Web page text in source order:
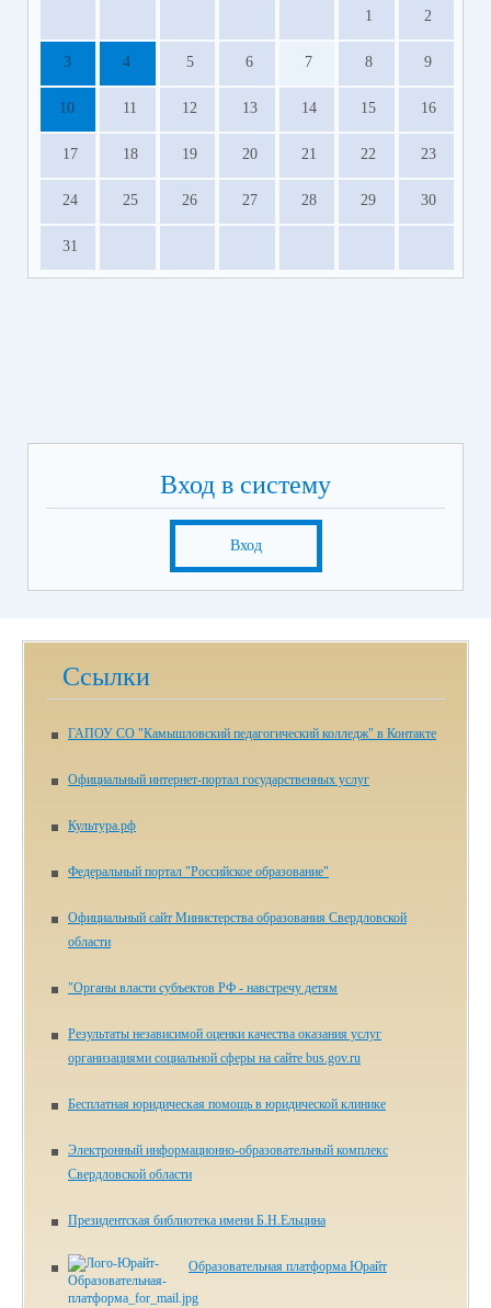
1 2
3 4 5 6 7 8 9
10 11 12 13 14 15 16
17 18 19 20 21 22 23
24 25 26 27 28 29 30
31
Вход в систему
Вход
Ссылки
ГАПОУ СО "Камышловский педагогический колледж" в Контакте
Официальный интернет-портал государственных услуг
Культура.рф
Федеральный портал "Российское образование"
Официальный сайт Министерства образования Свердловской
области
"Органы власти субъектов РФ - навстречу детям
Результаты независимой оценки качества оказания услуг
организациями социальной сферы на сайте bus.gov.ru
Бесплатная юридическая помощь в юридической клинике
Электронный информационно-образовательный комплекс
Свердловской области
Президентская библиотека имени Б.Н.Ельцина
Образовательная платформа Юрайт